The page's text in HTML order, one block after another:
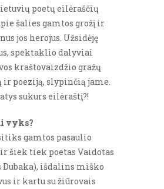
poetų eilėraščių
šalies gamtos grožį ir
jos herojus. Užsidėję
spektaklio dalyviai
kraštovaizdžio gražų
ir poeziją, slypinčią jame.
sukurs eilėraštį?!
vyks?
gamtos pasaulio
šiek tiek poetas Vaidotas
Dubaka), išdalins miško
ir kartu su žiūrovais